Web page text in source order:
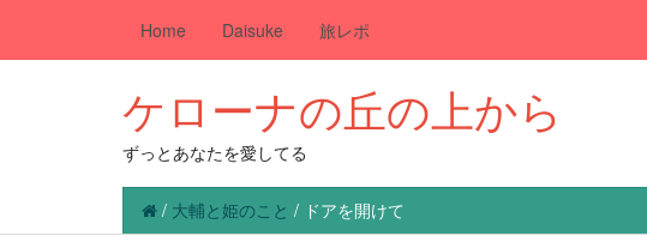
Home Daisuke 旅レポ
ケローナの丘の上から
ずっとあなたを愛してる
/ 大輔と姫のこと / ドアを開けて